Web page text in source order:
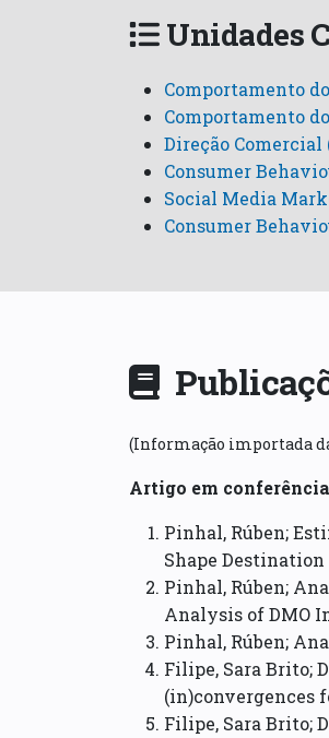
Unidades
Comportamento
Comportamento
Direção Comercial
Consumer
Social Media
Consumer
(Informação importada
Artigo em
Pinhal, Rúben;
Shape Destination
Pinhal, Rúben;
Analysis of DMO
Pinhal, Rúben;
Filipe, Sara Brito;
(in)convergences
Filipe, Sara Brito;